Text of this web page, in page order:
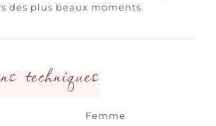
des plus beaux moments.
techniques
Femme